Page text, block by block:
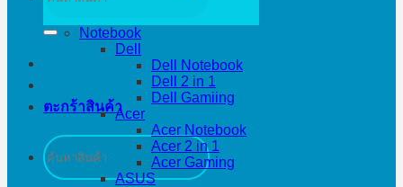
ตะกร้าสินค้า
ค้นหา:
Notebook
Dell
Dell Notebook
Dell 2 in 1
Dell Gamiing
Acer
Acer Notebook
Acer 2 in 1
Acer Gaming
ASUS